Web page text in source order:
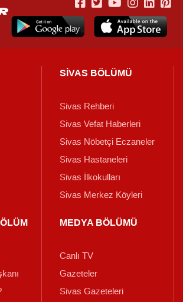
SİVAS BÖLÜMÜ
Sivas Rehberi
Sivas Vefat Haberleri
Sivas Nöbetçi Eczaneler
Sivas Hastaneleri
Sivas İlkokulları
Sivas Merkez Köyleri
MEDYA BÖLÜMÜ
Canlı TV
Gazeteler
Sivas Gazeteleri